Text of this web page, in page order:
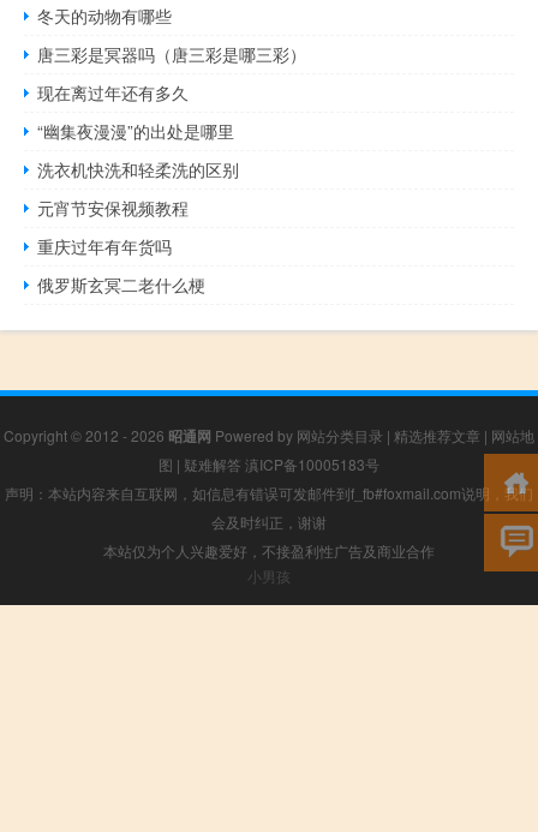
冬天的动物有哪些
唐三彩是冥器吗（唐三彩是哪三彩）
现在离过年还有多久
“幽集夜漫漫”的出处是哪里
洗衣机快洗和轻柔洗的区别
元宵节安保视频教程
重庆过年有年货吗
俄罗斯玄冥二老什么梗
Copyright © 2012 - 2026 昭通网 Powered by 网站分类目录 | 精选推荐文章 | 网站地
图 | 疑难解答 滇ICP备10005183号
声明：本站内容来自互联网，如信息有错误可发邮件到f_fb#foxmail.com说明，我们
会及时纠正，谢谢
本站仅为个人兴趣爱好，不接盈利性广告及商业合作
小男孩